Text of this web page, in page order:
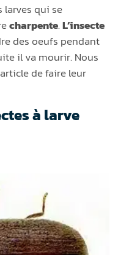
larves qui se
charpente.L’insecte
des oeufs pendant
il va mourir. Nous
de faire leur
à larve